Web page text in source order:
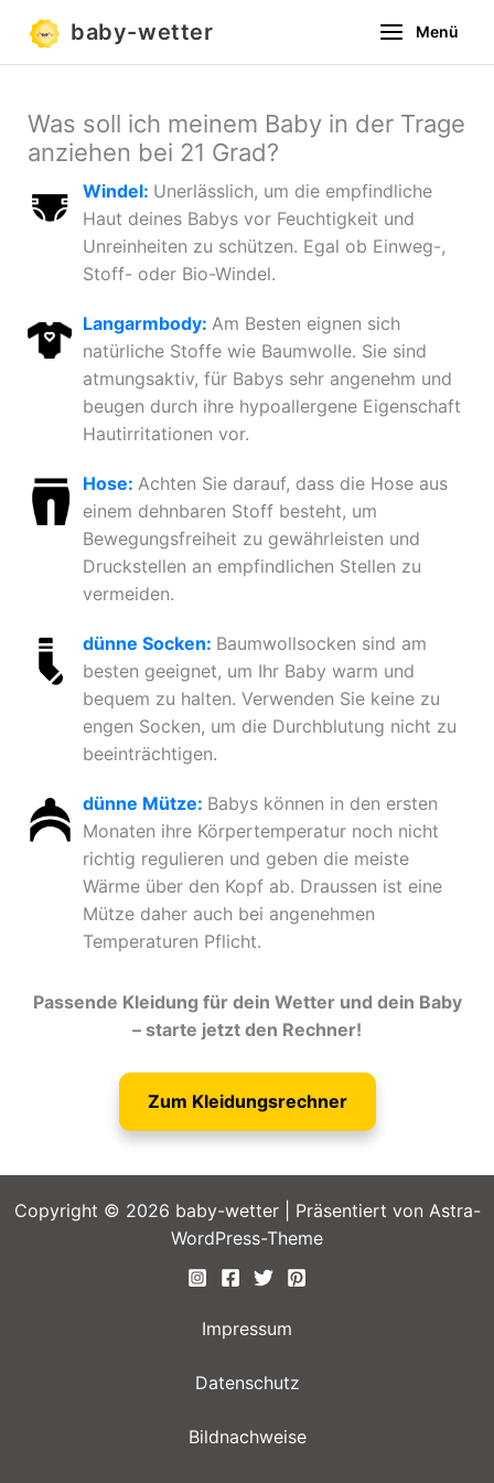
Inhalt
springen
baby-wetter Menü
Was soll ich meinem Baby in der Trage
anziehen bei 21 Grad?
Windel: Unerlässlich, um die empfindliche
Haut deines Babys vor Feuchtigkeit und
Unreinheiten zu schützen. Egal ob Einweg-,
Stoff- oder Bio-Windel.
Langarmbody: Am Besten eignen sich
natürliche Stoffe wie Baumwolle. Sie sind
atmungsaktiv, für Babys sehr angenehm und
beugen durch ihre hypoallergene Eigenschaft
Hautirritationen vor.
Hose: Achten Sie darauf, dass die Hose aus
einem dehnbaren Stoff besteht, um
Bewegungsfreiheit zu gewährleisten und
Druckstellen an empfindlichen Stellen zu
vermeiden.
dünne Socken: Baumwollsocken sind am
besten geeignet, um Ihr Baby warm und
bequem zu halten. Verwenden Sie keine zu
engen Socken, um die Durchblutung nicht zu
beeinträchtigen.
dünne Mütze: Babys können in den ersten
Monaten ihre Körpertemperatur noch nicht
richtig regulieren und geben die meiste
Wärme über den Kopf ab. Draussen ist eine
Mütze daher auch bei angenehmen
Temperaturen Pflicht.
Passende Kleidung für dein Wetter und dein Baby
– starte jetzt den Rechner!
Zum Kleidungsrechner
Copyright © 2026 baby-wetter | Präsentiert von Astra-
WordPress-Theme
Impressum
Datenschutz
Bildnachweise